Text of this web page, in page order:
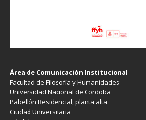
Área de Comunicación Institucional
Facultad de Filosofía y Humanidades
Universidad Nacional de Córdoba
Pabellón Residencial, planta alta
Ciudad Universitaria